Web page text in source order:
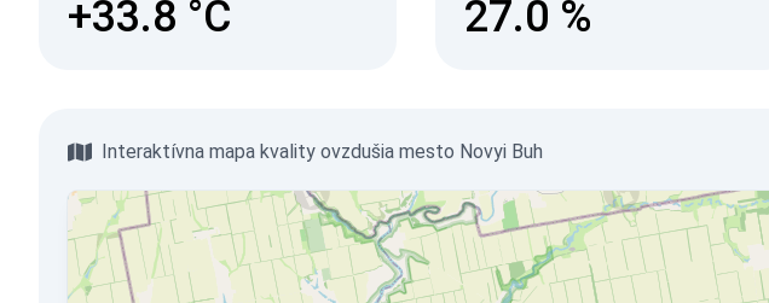
+33.8 °C 27.0 %
Interaktívna mapa kvality ovzdušia mesto Novyi Buh